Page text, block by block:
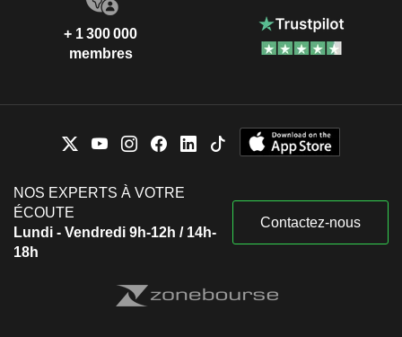
+ 1 300 000
membres
NOS EXPERTS À VOTRE
ÉCOUTE
Lundi - Vendredi 9h-12h / 14h-
18h
Contactez-nous